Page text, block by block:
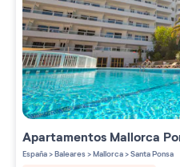
Apartamentos Mallorca
España>Baleares>Mallorca>Santa Ponsa